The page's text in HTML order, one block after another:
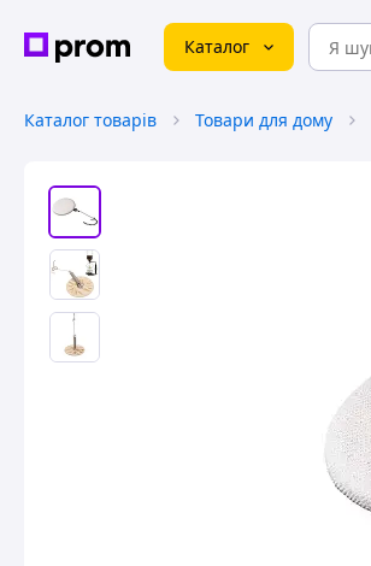
Каталог
Каталог товарів Товари для дому